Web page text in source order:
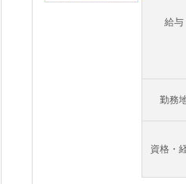
給与
勤務
資格・